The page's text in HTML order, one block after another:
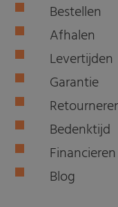
Bestellen
Afhalen
Levertijden
Garantie
Bedenktijd
Financieren
Blog